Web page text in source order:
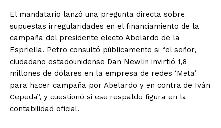
El mandatario lanzó una pregunta directa sobre
supuestas irregularidades en el financiamiento de la
campaña del presidente electo Abelardo de la
Espriella. Petro consultó públicamente si “el señor,
ciudadano estadounidense Dan Newlin invirtió 1,8
millones de dólares en la empresa de redes ‘Meta’
para hacer campaña por Abelardo y en contra de Iván
Cepeda”, y cuestionó si ese respaldo figura en la
contabilidad oficial.